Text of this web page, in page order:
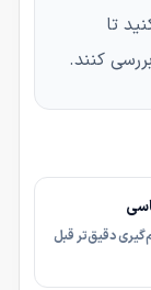
تا
کنند.
دقیق‌تر قبل